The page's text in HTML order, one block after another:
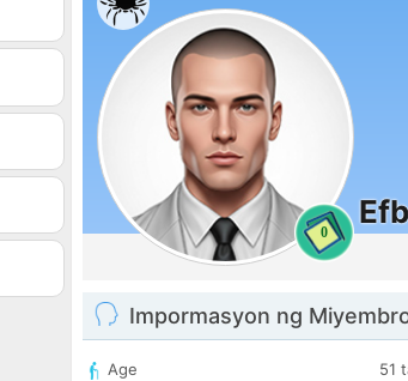
0
Impormasyon ng
Age
51